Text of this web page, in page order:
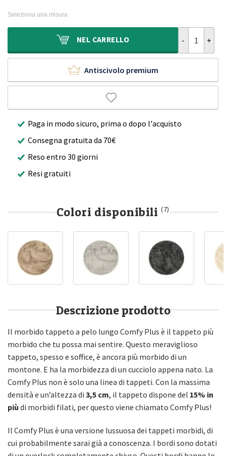
399,90€.
219,90€.
Seleziona una misura
NEL CARRELLO
Antiscivolo premium
Paga in modo sicuro, prima o dopo l'acquisto
Consegna gratuita da 70€
Reso entro 30 giorni
Resi gratuiti
Colori disponibili (7)
Descrizione prodotto
Il morbido tappeto a pelo lungo Comfy Plus è il tappeto più
morbido che tu possa mai sentire. Questo meraviglioso
tappeto, spesso e soffice, è ancora più morbido di un
montone. E ha la morbidezza di un cucciolo appena nato. La
Comfy Plus non è solo una linea di tappeti. Con la massima
densità e un’altezza di 3,5 cm, il tappeto dispone del 15% in
più di morbidi filati, per questo viene chiamato Comfy Plus!
Il Comfy Plus è una versione lussuosa dei tappeti morbidi, di
cui probabilmente sarai già a conoscenza. I bordi sono dotati